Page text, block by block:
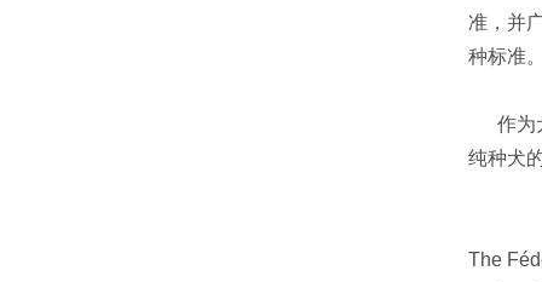
准，并
种标准
作为
纯种犬
The